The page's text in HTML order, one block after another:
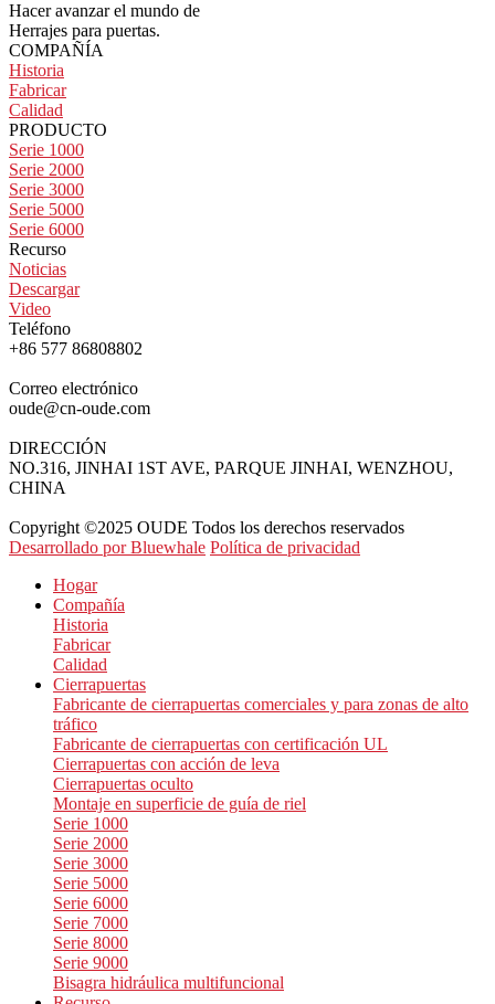
Hacer avanzar el mundo de
Herrajes para puertas.
COMPAÑÍA
Historia
Fabricar
Calidad
PRODUCTO
Serie 1000
Serie 2000
Serie 3000
Serie 5000
Serie 6000
Recurso
Noticias
Descargar
Video
Teléfono
+86 577 86808802
Correo electrónico
oude@cn-oude.com
DIRECCIÓN
NO.316, JINHAI 1ST AVE, PARQUE JINHAI, WENZHOU,
CHINA
Copyright ©2025 OUDE Todos los derechos reservados
Desarrollado por Bluewhale Política de privacidad
Hogar
Compañía
Historia
Fabricar
Calidad
Cierrapuertas
Fabricante de cierrapuertas comerciales y para zonas de alto
tráfico
Fabricante de cierrapuertas con certificación UL
Cierrapuertas con acción de leva
Cierrapuertas oculto
Montaje en superficie de guía de riel
Serie 1000
Serie 2000
Serie 3000
Serie 5000
Serie 6000
Serie 7000
Serie 8000
Serie 9000
Bisagra hidráulica multifuncional